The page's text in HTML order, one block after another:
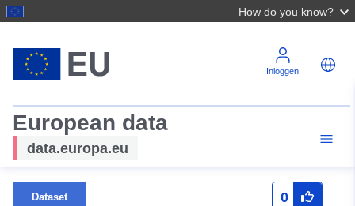
How do you know?
Inloggen
European data
data.europa.eu
Dataset 0